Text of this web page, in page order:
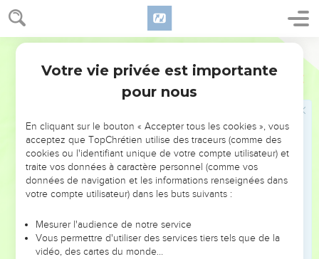
Michée 1
C'est pourquoi je mènerai deuil, et je me lamenterai ; j'irai
dépouillé et nu ; je ferai une lamentation comme les chacals,
et un cri de deuil comme les autruches.
atteint jusqu'à la porte de mon peuple, jusqu'à Jérusalem.
Ne l'annoncez point dans Gath ! Ne pleurez point ! A Beth-
Passe, habitante de Shaphir, dans la nudité et la honte !
L'habitante de Tsaanan n'ose sortir. Le deuil de Beth-Haetsel
vous prive de son soutien.
Car l'habitante de Maroth est dans l'angoisse à cause de
jusqu'à la porte de Jérusalem.
Attelle les coursiers au char, habitante de Lakis ! Tu as été
Votre vie privée est importante
pour nous
En cliquant sur le bouton « Accepter tous les cookies », vous
acceptez que TopChrétien utilise des traceurs (comme des
cookies ou l'identifiant unique de votre compte utilisateur) et
traite vos données à caractère personnel (comme vos
données de navigation et les informations renseignées dans
votre compte utilisateur) dans les buts suivants :
Mesurer l'audience de notre service
Vous permettre d'utiliser des services tiers tels que de la
vidéo, des cartes du monde…